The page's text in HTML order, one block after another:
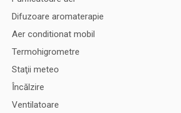
Difuzoare aromaterapie
Aer conditionat mobil
Termohigrometre
Staţii meteo
Încălzire
Ventilatoare